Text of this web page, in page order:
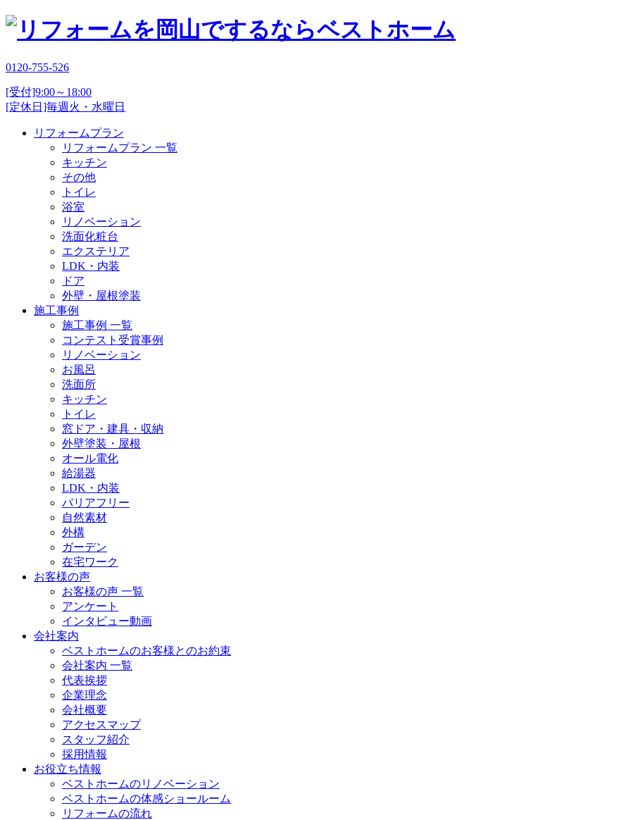
0120-755-526
[受付]9:00～18:00
[定休日]毎週火・水曜日
リフォームプラン
リフォームプラン 一覧
キッチン
その他
トイレ
浴室
リノベーション
洗面化粧台
エクステリア
LDK・内装
ドア
外壁・屋根塗装
施工事例
施工事例 一覧
コンテスト受賞事例
リノベーション
お風呂
洗面所
キッチン
トイレ
窓ドア・建具・収納
外壁塗装・屋根
オール電化
給湯器
LDK・内装
バリアフリー
自然素材
外構
ガーデン
在宅ワーク
お客様の声
お客様の声 一覧
アンケート
インタビュー動画
会社案内
ベストホームのお客様とのお約束
会社案内 一覧
代表挨拶
企業理念
会社概要
アクセスマップ
スタッフ紹介
採用情報
お役立ち情報
ベストホームのリノベーション
ベストホームの体感ショールーム
リフォームの流れ